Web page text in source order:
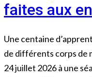
faites aux
Une centaine
de différents corps de
24 juillet 2026 à une